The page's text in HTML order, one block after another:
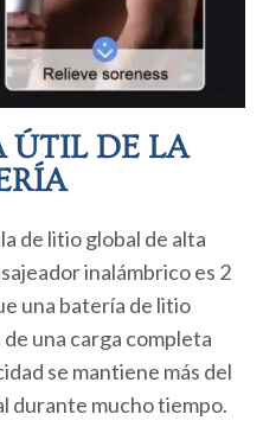
ÚTIL DE LA
de litio global de alta
inalámbrico es 2
una batería de litio
una carga completa
se mantiene más del
durante mucho tiempo.